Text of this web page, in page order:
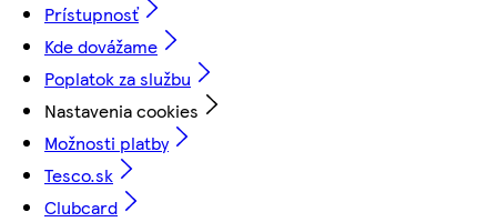
Prístupnosť
Kde dovážame
Poplatok za službu
Nastavenia cookies
Možnosti platby
Tesco.sk
Clubcard